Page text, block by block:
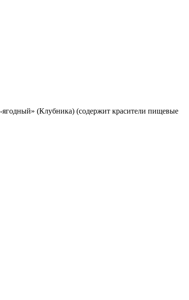
ягодный» (Клубника) (содержит красители пищевые